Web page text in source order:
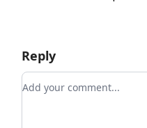
Reply
Add your comment